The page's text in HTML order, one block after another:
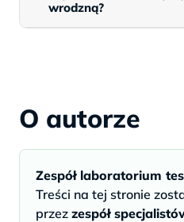
wrodzną?
O autorze
Zespół laboratorium
Treści na tej stronie
przez zespół